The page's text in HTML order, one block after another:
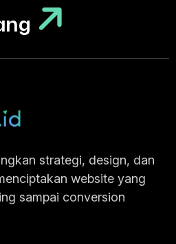
strategi, design, dan
website yang
sampai conversion